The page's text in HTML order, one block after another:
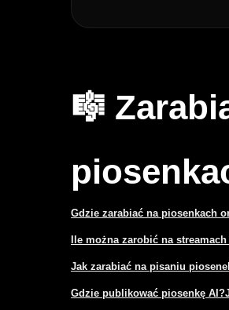
🎼
Gdzie zarabiać na piosenkach
Ile można zarobić na
Jak zarabiać na pisaniu
Gdzie publikować piosenkę AI?